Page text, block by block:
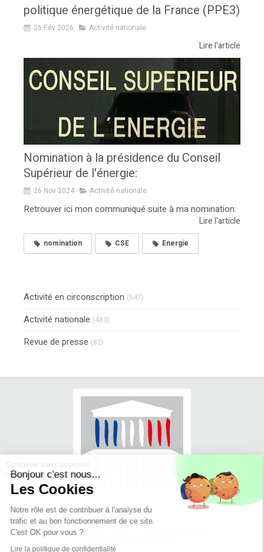
politique énergétique de la France (PPE3)
26 Fév 2026 Activité nationale
Lire l'article
Nomination à la présidence du Conseil
Supérieur de l'énergie:
26 Nov 2024 Activité nationale
Retrouver ici mon communiqué suite à ma nomination:
Lire l'article
nomination CSE Energie
Activité en circonscription (547)
Activité nationale (483)
Revue de presse (82)
© Jean-Luc FUGIT - Député du Rhône
Bonjour c'est nous...
Les Cookies
Notre rôle est de contribuer à l'analyse du
trafic et au bon fonctionnement de ce site.
C'est OK pour vous ?
Lire la politique de confidentialité